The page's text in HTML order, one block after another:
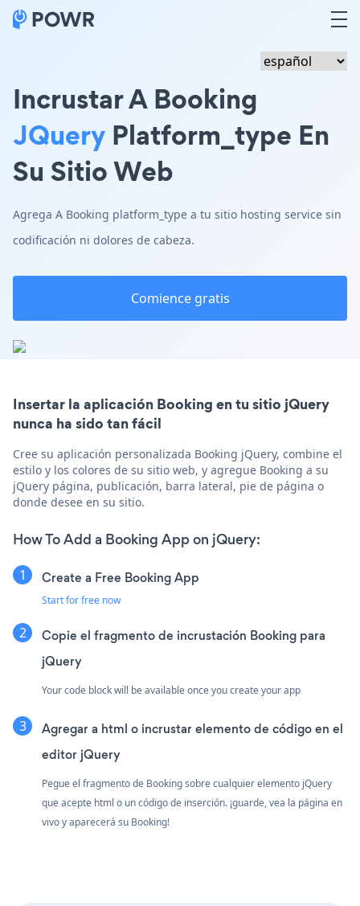
Incrustar A Booking
JQuery Platform_type En
Su Sitio Web
Agrega A Booking platform_type a tu sitio hosting service sin
codificación ni dolores de cabeza.
Comience gratis
Insertar la aplicación Booking en tu sitio jQuery
nunca ha sido tan fácil
Cree su aplicación personalizada Booking jQuery, combine el
estilo y los colores de su sitio web, y agregue Booking a su
jQuery página, publicación, barra lateral, pie de página o
donde desee en su sitio.
How To Add a Booking App on jQuery:
Create a Free Booking App
Start for free now
Copie el fragmento de incrustación Booking para
jQuery
Your code block will be available once you create your app
Agregar a html o incrustar elemento de código en el
editor jQuery
Pegue el fragmento de Booking sobre cualquier elemento jQuery
que acepte html o un código de inserción. ¡guarde, vea la página en
vivo y aparecerá su Booking!